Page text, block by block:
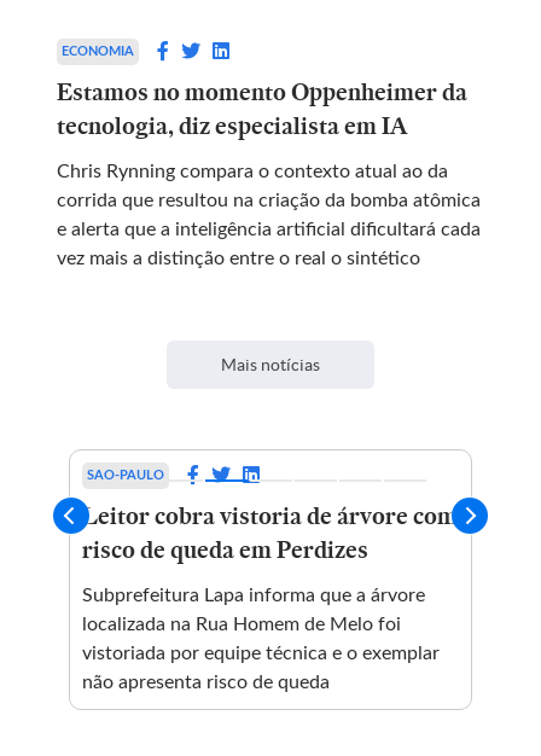
ECONOMIA
Estamos no momento Oppenheimer da
tecnologia, diz especialista em IA
Chris Rynning compara o contexto atual ao da
corrida que resultou na criação da bomba atômica
e alerta que a inteligência artificial dificultará cada
vez mais a distinção entre o real o sintético
Mais notícias
SAO-PAULO
Leitor cobra vistoria de árvore com
risco de queda em Perdizes
Subprefeitura Lapa informa que a árvore
localizada na Rua Homem de Melo foi
vistoriada por equipe técnica e o exemplar
não apresenta risco de queda